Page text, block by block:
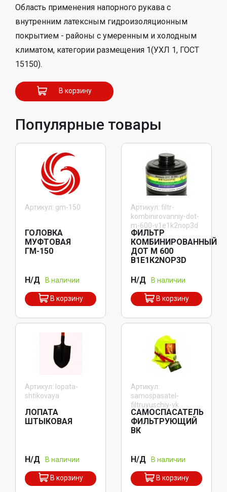
Область применения напорного рукава с
внутренним латексным гидроизоляционным
покрытием - районы с умеренным и холодным
климатом, категории размещения 1(УХЛ 1, ГОСТ
15150).
В корзину
Популярные товары
Артикул: gm-150
ГОЛОВКА
МУФТОВАЯ
ГМ-150
Н/Д В наличии
В корзину
Артикул: filtr-
kombinirovanniy-dot-
m-600-v1e1k2nop3d
ФИЛЬТР
КОМБИНИРОВАННЫЙ
ДОТ М 600
В1Е1К2NOP3D
Н/Д В наличии
В корзину
Артикул: lopata-
shtikovaya
ЛОПАТА
ШТЫКОВАЯ
Н/Д В наличии
В корзину
Артикул:
samospasatel-
filtruyuschiy-vk
САМОСПАСАТЕЛЬ
ФИЛЬТРУЮЩИЙ
ВК
Н/Д В наличии
В корзину